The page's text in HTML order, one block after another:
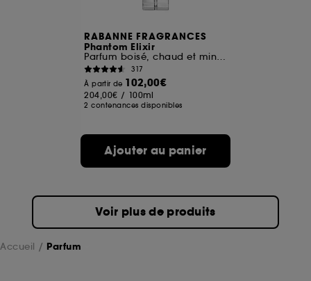
RABANNE FRAGRANCES
Phantom Elixir
Parfum boisé, chaud et minéral
317
À partir de 102,00€
204,00€ / 100ml
2 contenances disponibles
Ajouter au panier
Voir plus de produits
Accueil Parfum